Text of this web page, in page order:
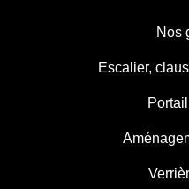
Nos
Escalier,